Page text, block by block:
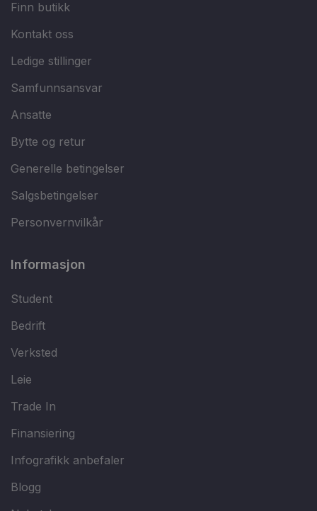
Finn butikk
Kontakt oss
Ledige stillinger
Samfunnsansvar
Ansatte
Bytte og retur
Generelle betingelser
Salgsbetingelser
Personvernvilkår
Informasjon
Student
Bedrift
Verksted
Leie
Trade In
Finansiering
Infografikk anbefaler
Blogg